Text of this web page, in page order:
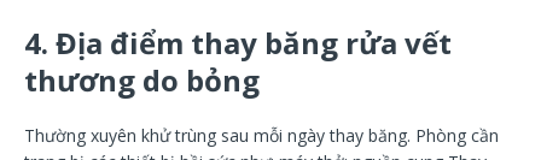
4. Địa điểm thay băng rửa vết
thương do bỏng
Thường xuyên khử trùng sau mỗi ngày thay băng. Phòng cần